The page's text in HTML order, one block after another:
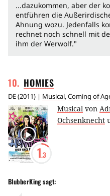
...dazukommen, aber der
entführen die
Ahnung wozu. Jedenfalls
rechnet noch schnell mit
ihm der Werwolf."
10. HOMIES
DE(2011) | Musical,Coming of
1.3
Musical von
Ochsenknecht
BlubberKingsagt: